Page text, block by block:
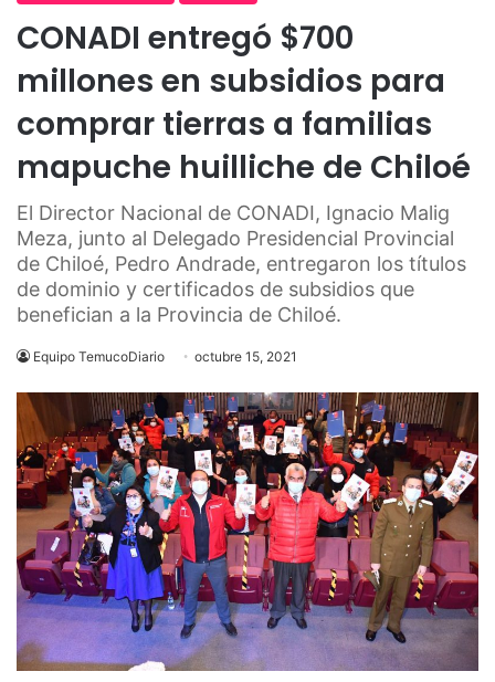
CONADI entregó $700
millones en subsidios para
comprar tierras a familias
mapuche huilliche de Chiloé
El Director Nacional de CONADI, Ignacio Malig
Meza, junto al Delegado Presidencial Provincial
de Chiloé, Pedro Andrade, entregaron los títulos
de dominio y certificados de subsidios que
benefician a la Provincia de Chiloé.
Equipo TemucoDiario octubre 15, 2021